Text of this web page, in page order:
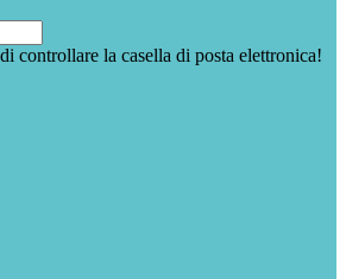
controllare la casella di posta elettronica!